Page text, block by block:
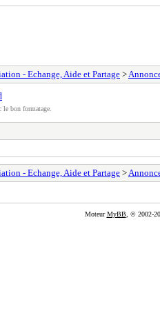
- Echange, Aide et Partage>
le bon formatage.
- Echange, Aide et Partage>
MoteurMyBB, © 2002-